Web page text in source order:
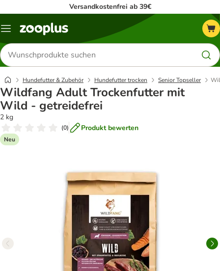
Versandkostenfrei ab 39€
Menü
Produkte
suchen
Hundefutter & Zubehör Hundefutter trocken Senior Topseller
Wildfang Adult Trockenfutter mit
Wild - getreidefrei
2 kg
(0) Produkt bewerten
Neu